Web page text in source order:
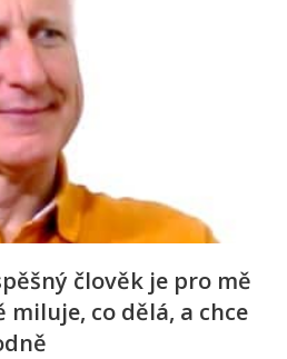
člověk je pro mě
co dělá, a chce